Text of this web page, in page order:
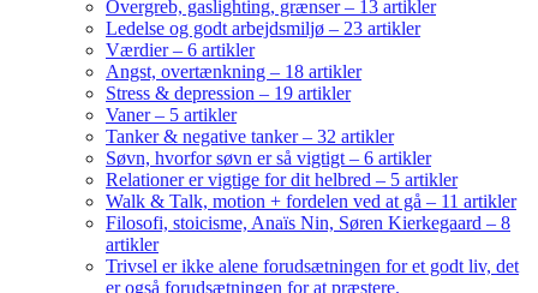
Overgreb, gaslighting, grænser – 13 artikler
Ledelse og godt arbejdsmiljø – 23 artikler
Værdier – 6 artikler
Angst, overtænkning – 18 artikler
Stress & depression – 19 artikler
Vaner – 5 artikler
Tanker & negative tanker – 32 artikler
Søvn, hvorfor søvn er så vigtigt – 6 artikler
Relationer er vigtige for dit helbred – 5 artikler
Walk & Talk, motion + fordelen ved at gå – 11 artikler
Filosofi, stoicisme, Anaïs Nin, Søren Kierkegaard – 8
artikler
Trivsel er ikke alene forudsætningen for et godt liv, det
er også forudsætningen for at præstere.